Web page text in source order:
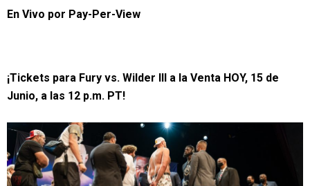
En Vivo por Pay-Per-View
¡Tickets para Fury vs. Wilder III a la Venta HOY, 15 de
Junio, a las 12 p.m. PT!